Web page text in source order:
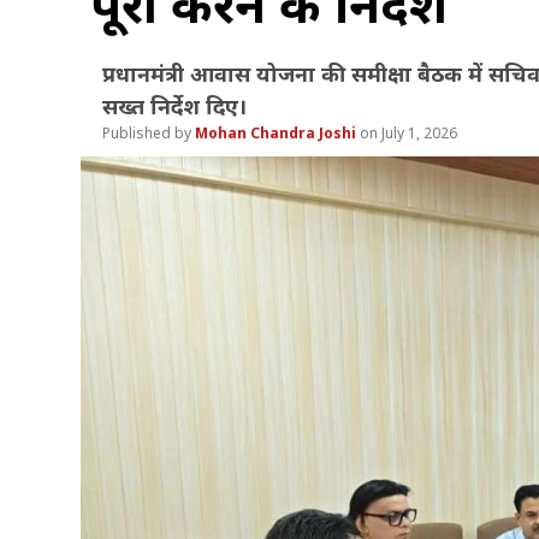
प्रधानमंत्री आवास योजना की समीक्षा बैठक में
सख्त निर्देश दिए।
Mohan Chandra Joshi July 1, 2026